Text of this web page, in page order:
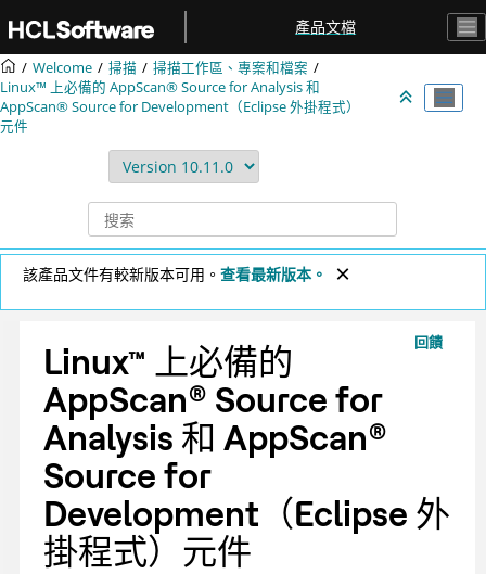
產品文檔
Welcome 掃描
掃描工作區、專案和檔案
Linux™ 上必備的 AppScan® Source for Analysis和
AppScan® Source for Development （Eclipse 外掛程式）
元件
該產品文件有較新版本可用。 查看最新版本。
回饋
Linux™ 上必備的
AppScan® Source for
Analysis 和 AppScan®
Source for
Development （Eclipse 外
掛程式）元件